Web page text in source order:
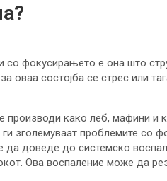
фокусирањето е она што
оваа состојба се стрес или
производи како леб, мафини и
зголемуваат проблемите со
доведе до системско
Ова воспаление може да